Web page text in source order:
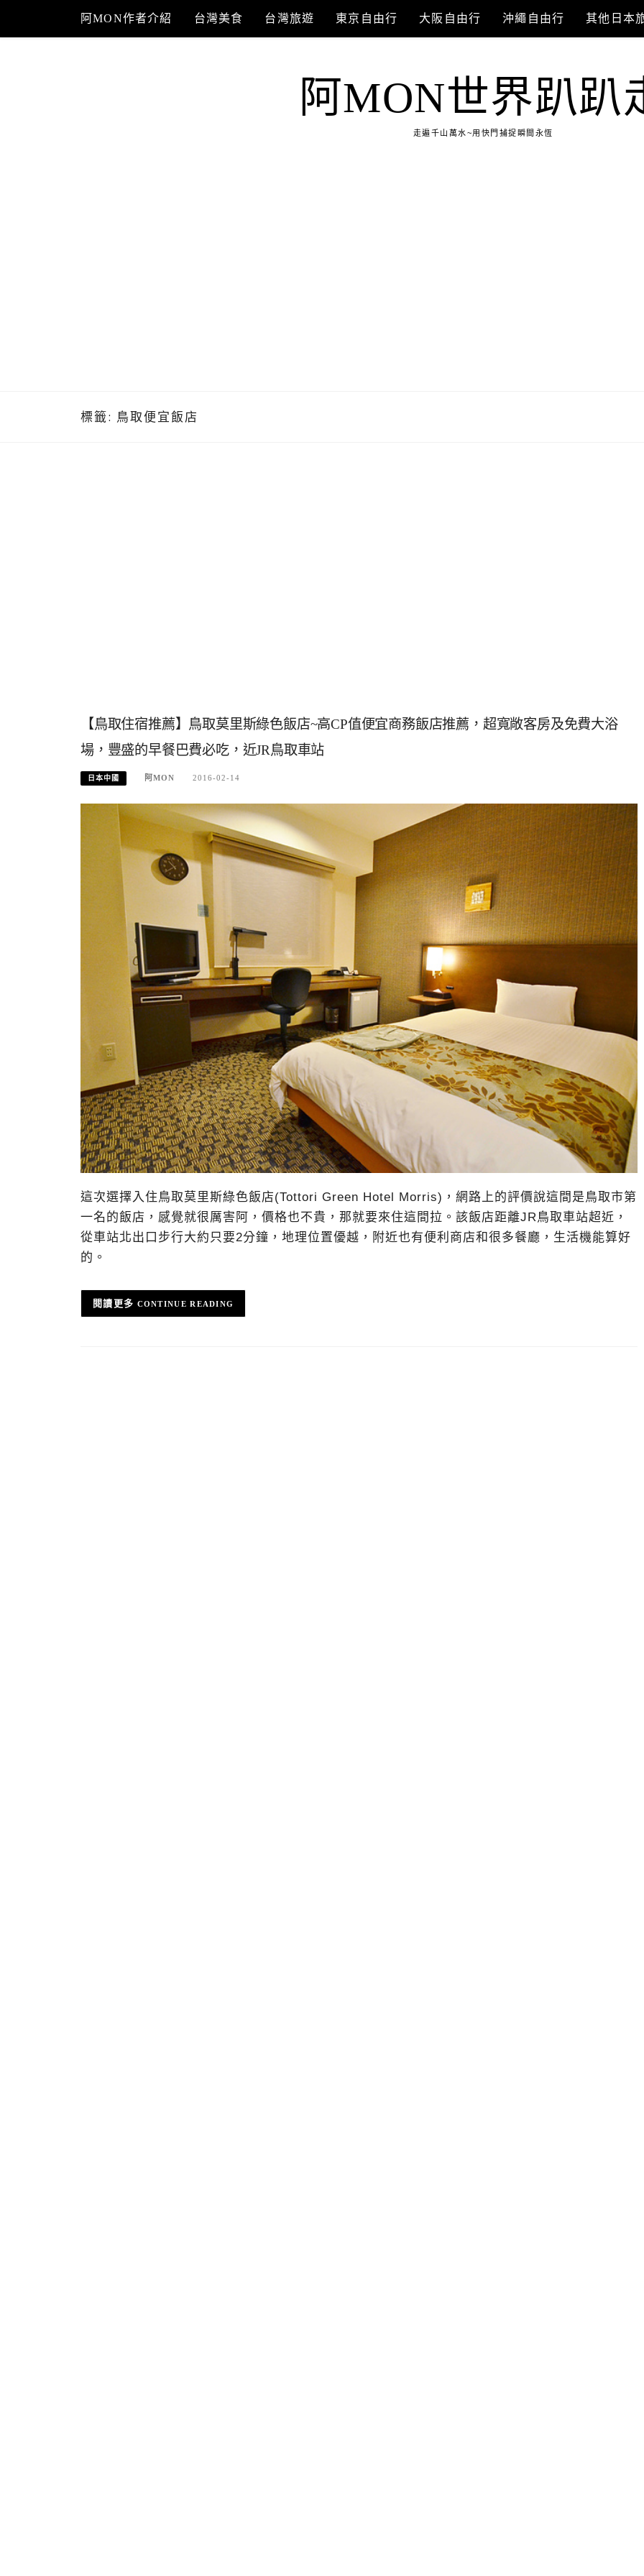
content
阿MON作者介紹 台灣美食 台灣旅遊 東京自由行 大阪自由行 沖繩自由行 其他日本
阿MON世界趴趴
走遍千山萬水~用快門捕捉瞬間永恆
標籤: 鳥取便宜飯店
【鳥取住宿推薦】鳥取莫里斯綠色飯店~高CP值便宜商務飯店推薦，超寬敞客房及免費大浴
場，豐盛的早餐巴費必吃，近JR鳥取車站
日本中國 阿MON 2016-02-14
這次選擇入住鳥取莫里斯綠色飯店(Tottori Green Hotel Morris)，網路上的評價說這間是鳥取市第
一名的飯店，感覺就很厲害阿，價格也不貴，那就要來住這間拉。該飯店距離JR鳥取車站超近，
從車站北出口步行大約只要2分鐘，地理位置優越，附近也有便利商店和很多餐廳，生活機能算好
的。
CONTINUE READING